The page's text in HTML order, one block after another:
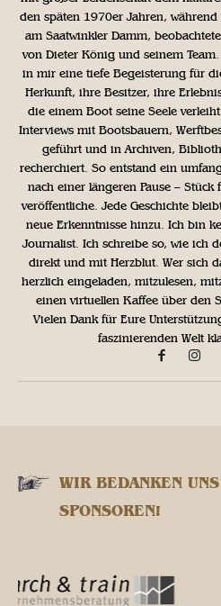
den späten 1970er Jahren,
am Saatwinkler Damm,
von Dieter König und seinem
in mir eine tiefe Begeisterung für
Herkunft, ihre Besitzer, ihre
die einem Boot seine Seele
Interviews mit Bootsbauern,
geführt und in Archiven,
recherchiert. So entstand ein
nach einer längeren Pause –
veröffentliche. Jede Geschichte
neue Erkenntnisse hinzu. Ich bin
Journalist. Ich schreibe so, wie ich
direkt und mit Herzblut. Wer sich
herzlich eingeladen, mitzulesen,
einen virtuellen Kaffee über den
Vielen Dank für Eure
faszinierenden Welt
WIR BEDANKEN
SPONSOREN!